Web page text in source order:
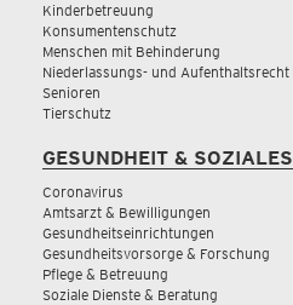
Kinderbetreuung
Konsumentenschutz
Menschen mit Behinderung
Niederlassungs- und Aufenthaltsrecht
Senioren
Tierschutz
GESUNDHEIT & SOZIALES
Coronavirus
Amtsarzt & Bewilligungen
Gesundheitseinrichtungen
Gesundheitsvorsorge & Forschung
Pflege & Betreuung
Soziale Dienste & Beratung